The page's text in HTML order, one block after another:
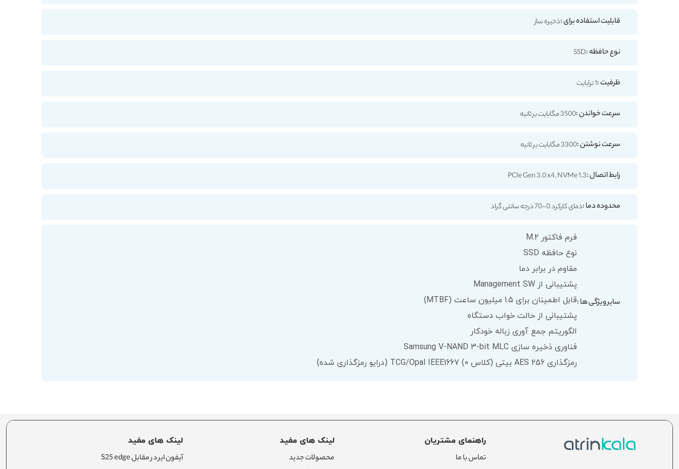
قابلیت استفاده برای :ذخیره ساز
نوع حافظه :SSD
ظرفیت :1 ترابایت
سرعت خواندن :3500 مگابایت بر ثانیه
سرعت نوشتن :3300 مگابایت بر ثانیه
رابط اتصال :PCIe Gen 3.0 x4, NVMe 1.3
محدوده دما :دمای کارکرد 0-70 درجه سانتی گراد
سایر ویژگی ها :
فرم فاکتور M.2
نوع حافظه SSD
مقاوم در برابر دما
پشتیبانی از Management SW
قابل اطمینان برای 1.5 میلیون ساعت (MTBF)
پشتیبانی از حالت خواب دستگاه
الگوریتم جمع آوری زباله خودکار
فناوری ذخیره سازی Samsung V-NAND 3-bit MLC
رمزگذاری AES 256 بیتی (کلاس 0) TCG/Opal IEEE1667 (درایو رمزگذاری شده)
راهنمای مشتریان
تماس با ما
لینک های مفید
محصولات جدید
لینک های مفید
آیفون ایر در مقابل S25 edge